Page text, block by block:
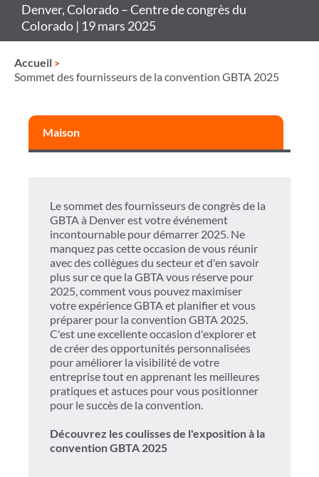
Denver, Colorado – Centre de congrès du
Colorado | 19 mars 2025
Accueil
Sommet des fournisseurs de la convention GBTA 2025
Maison
Le sommet des fournisseurs de congrès de la
GBTA à Denver est votre événement
incontournable pour démarrer 2025. Ne
manquez pas cette occasion de vous réunir
avec des collègues du secteur et d'en savoir
plus sur ce que la GBTA vous réserve pour
2025, comment vous pouvez maximiser
votre expérience GBTA et planifier et vous
préparer pour la convention GBTA 2025.
C'est une excellente occasion d'explorer et
de créer des opportunités personnalisées
pour améliorer la visibilité de votre
entreprise tout en apprenant les meilleures
pratiques et astuces pour vous positionner
pour le succès de la convention.
Découvrez les coulisses de l'exposition à la
convention GBTA 2025